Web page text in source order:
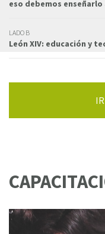
eso debemos enseñarlo
LADO B
León XIV: educación y